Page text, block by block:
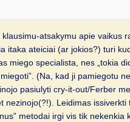
atsakymu apie vaikus
itaka ateiciai (ar jokios?) turi
miego specialista, nes „tokia
(Na, kad ji pamiegotu
pasiulyti cry-it-out/Ferber
nezinojo(?!). Leidimas issiverkti
metodai irgi vis tik nekenkia